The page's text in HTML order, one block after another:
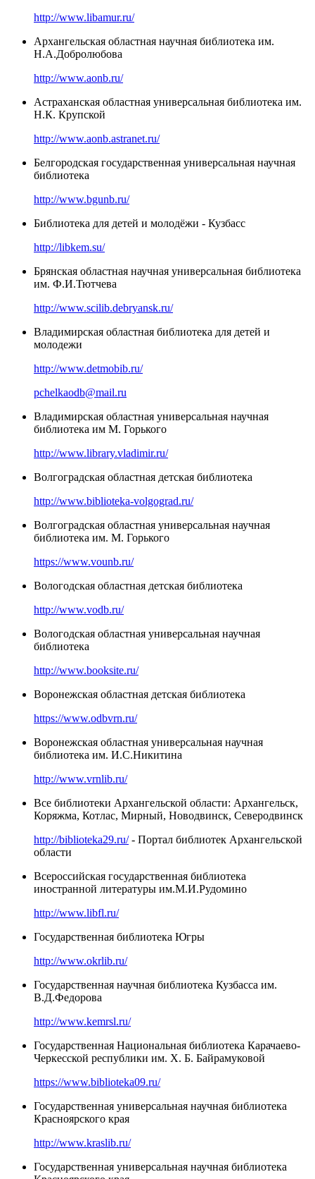
http://www.libamur.ru/
Архангельская областная научная библиотека им.
Н.А.Добролюбова
http://www.aonb.ru/
Астраханская областная универсальная библиотека им.
Н.К. Крупской
http://www.aonb.astranet.ru/
Белгородская государственная универсальная научная
библиотека
http://www.bgunb.ru/
Библиотека для детей и молодёжи - Кузбасс
http://libkem.su/
Брянская областная научная универсальная библиотека
им. Ф.И.Тютчева
http://www.scilib.debryansk.ru/
Владимирская областная библиотека для детей и
молодежи
http://www.detmobib.ru/
pchelkaodb@mail.ru
Владимирская областная универсальная научная
библиотека им М. Горького
http://www.library.vladimir.ru/
Волгоградская областная детская библиотека
http://www.biblioteka-volgograd.ru/
Волгоградская областная универсальная научная
библиотека им. М. Горького
https://www.vounb.ru/
Вологодская областная детская библиотека
http://www.vodb.ru/
Вологодская областная универсальная научная
библиотека
http://www.booksite.ru/
Воронежская областная детская библиотека
https://www.odbvrn.ru/
Воронежская областная универсальная научная
библиотека им. И.С.Никитина
http://www.vrnlib.ru/
Все библиотеки Архангельской области: Архангельск,
Коряжма, Котлас, Мирный, Новодвинск, Северодвинск
http://biblioteka29.ru/- Портал библиотек Архангельской
области
Всероссийская государственная библиотека
иностранной литературы им.М.И.Рудомино
http://www.libfl.ru/
Государственная библиотека Югры
http://www.okrlib.ru/
Государственная научная библиотека Кузбасса им.
В.Д.Федорова
http://www.kemrsl.ru/
Государственная Национальная библиотека Карачаево-
Черкесской республики им. Х. Б. Байрамуковой
https://www.biblioteka09.ru/
Государственная универсальная научная библиотека
Красноярского края
http://www.kraslib.ru/
Государственная универсальная научная библиотека